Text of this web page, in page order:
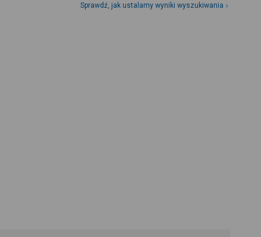
Sprawdź, jak ustalamy wyniki wyszukiwania